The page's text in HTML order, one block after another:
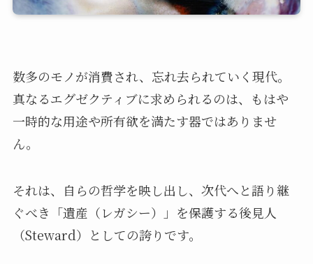
数多のモノが消費され、忘れ去られていく現代。
真なるエグゼクティブに求められるのは、もはや
一時的な用途や所有欲を満たす器ではありませ
ん。
それは、自らの哲学を映し出し、次代へと語り継
ぐべき「遺産（レガシー）」を保護する後見人
（Steward）としての誇りです。